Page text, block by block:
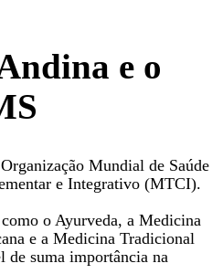
e o
Mundial de Saúde
e Integrativo (MTCI).
o Ayurveda, a Medicina
e a Medicina Tradicional
suma importância na